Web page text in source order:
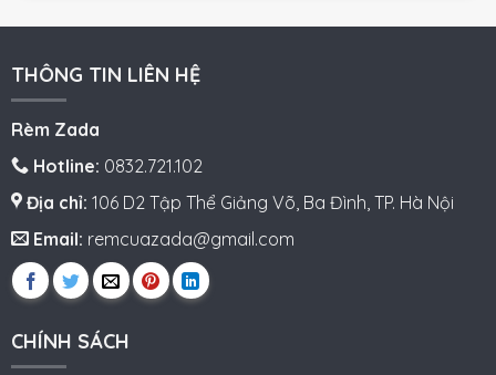
THÔNG TIN LIÊN HỆ
Rèm Zada
Hotline: 0832.721.102
Địa chỉ: 106 D2 Tập Thể Giảng Võ, Ba Đình, TP. Hà Nội
Email: remcuazada@gmail.com
CHÍNH SÁCH